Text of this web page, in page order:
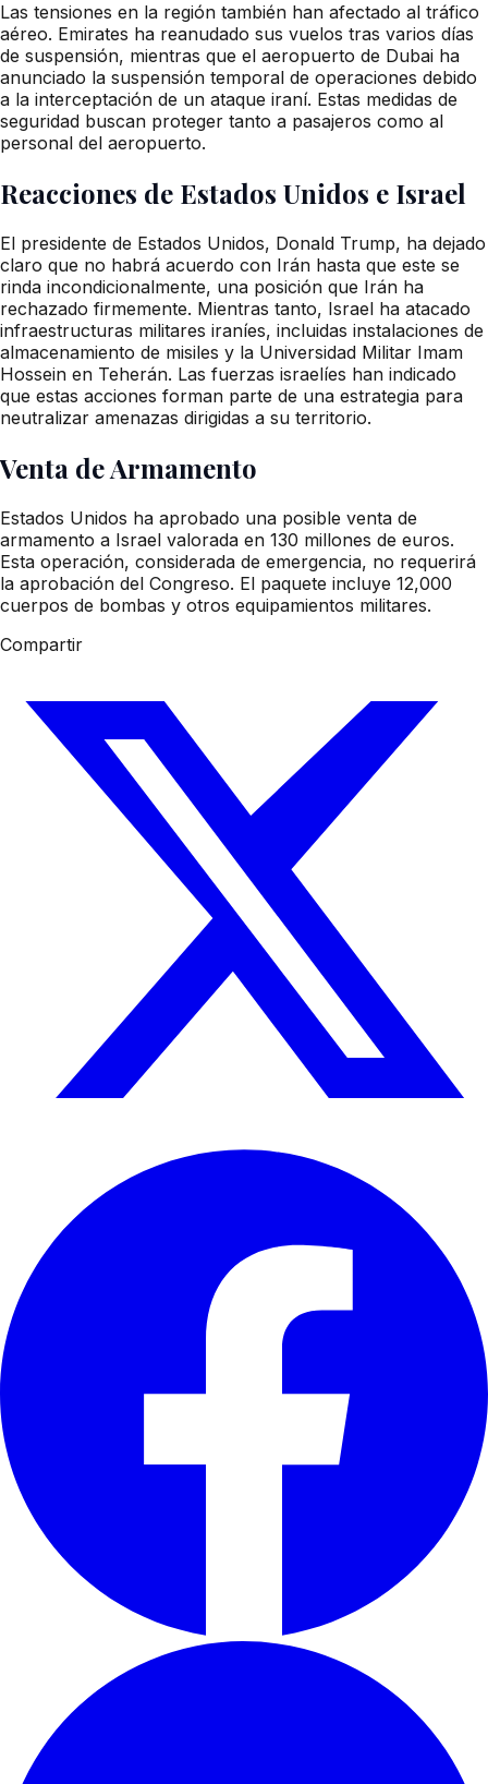
Las tensiones en la región también han afectado al tráfico
aéreo. Emirates ha reanudado sus vuelos tras varios días
de suspensión, mientras que el aeropuerto de Dubai ha
anunciado la suspensión temporal de operaciones debido
a la interceptación de un ataque iraní. Estas medidas de
seguridad buscan proteger tanto a pasajeros como al
personal del aeropuerto.
Reacciones de Estados Unidos e Israel
El presidente de Estados Unidos, Donald Trump, ha dejado
claro que no habrá acuerdo con Irán hasta que este se
rinda incondicionalmente, una posición que Irán ha
rechazado firmemente. Mientras tanto, Israel ha atacado
infraestructuras militares iraníes, incluidas instalaciones de
almacenamiento de misiles y la Universidad Militar Imam
Hossein en Teherán. Las fuerzas israelíes han indicado
que estas acciones forman parte de una estrategia para
neutralizar amenazas dirigidas a su territorio.
Venta de Armamento
Estados Unidos ha aprobado una posible venta de
armamento a Israel valorada en 130 millones de euros.
Esta operación, considerada de emergencia, no requerirá
la aprobación del Congreso. El paquete incluye 12,000
cuerpos de bombas y otros equipamientos militares.
Compartir